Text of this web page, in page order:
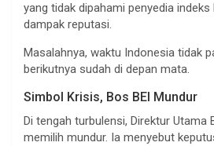
yang tidak dipahami penyedia
dampak reputasi.
Masalahnya, waktu Indonesia tidak
berikutnya sudah di depan mata.
Simbol Krisis, Bos BEI Mundur
Di tengah turbulensi, Direktur Utama
memilih mundur. Ia menyebut